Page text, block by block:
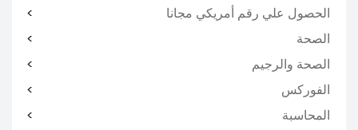
الحصول علي رقم أمريكي مجانا
الصحة
الصحة والرجيم
الفوركس
المحاسبة